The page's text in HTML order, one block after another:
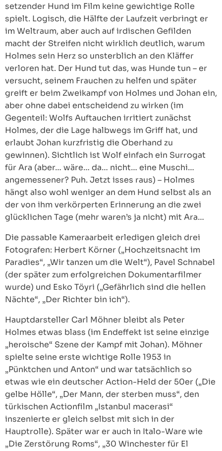
setzender Hund im Film keine gewichtige Rolle
spielt. Logisch, die Hälfte der Laufzeit verbringt er
im Weltraum, aber auch auf irdischen Gefilden
macht der Streifen nicht wirklich deutlich, warum
Holmes sein Herz so unsterblich an den Kläffer
verloren hat. Der Hund tut das, was Hunde tun – er
versucht, seinem Frauchen zu helfen und später
greift er beim Zweikampf von Holmes und Johan ein,
aber ohne dabei entscheidend zu wirken (im
Gegenteil: Wolfs Auftauchen irritiert zunächst
Holmes, der die Lage halbwegs im Griff hat, und
erlaubt Johan kurzfristig die Oberhand zu
gewinnen). Sichtlich ist Wolf einfach ein Surrogat
für Ara (aber… wäre… da… nicht… eine Muschi…
angemessener? Puh. Jetzt isses raus) – Holmes
hängt also wohl weniger an dem Hund selbst als an
der von ihm verkörperten Erinnerung an die zwei
glücklichen Tage (mehr waren’s ja nicht) mit Ara…
Die passable Kameraarbeit erledigen gleich drei
Fotografen: Herbert Körner („Hochzeitsnacht im
Paradies“, „Wir tanzen um die Welt“), Pavel Schnabel
(der später zum erfolgreichen Dokumentarfilmer
wurde) und Esko Töyri („Gefährlich sind die hellen
Nächte“, „Der Richter bin ich“).
Hauptdarsteller Carl Möhner bleibt als Peter
Holmes etwas blass (im Endeffekt ist seine einzige
„heroische“ Szene der Kampf mit Johan). Möhner
spielte seine erste wichtige Rolle 1953 in
„Pünktchen und Anton“ und war tatsächlich so
etwas wie ein deutscher Action-Held der 50er („Die
gelbe Hölle“, „Der Mann, der sterben muss“, den
türkischen Actionfilm „Istanbul macerasi“
inszenierte er gleich selbst mit sich in der
Hauptrolle). Später war er auch in Italo-Ware wie
„Die Zerstörung Roms“, „30 Winchester für El